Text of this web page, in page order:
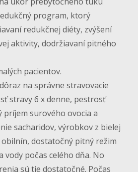
program, ktorý
redukčnej diéty, zvýšení
aktivity, dodržiavaní pitného
pacientov.
na správne stravovacie
stravy 6 x denne, pestrosť
príjem surového ovocia a
sacharidov, výrobkov z bielej
obilnín, dostatočný pitný režim
vody počas celého dňa. No
sú tie dostatočné. Počas